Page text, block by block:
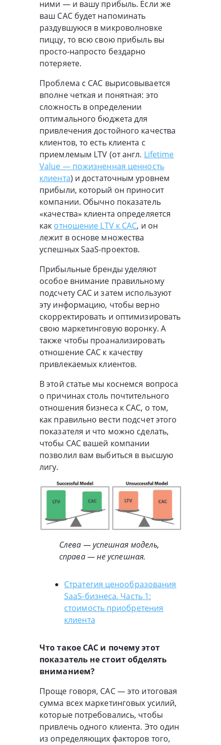
ними — и вашу прибыль. Если же
ваш CAC будет напоминать
раздувшуюся в микроволновке
пиццу, то всю свою прибыль вы
просто-напросто бездарно
потеряете.
Проблема с CAC вырисовывается
вполне четкая и понятная: это
сложность в определении
оптимального бюджета для
привлечения достойного качества
клиентов, то есть клиента с
приемлемым LTV (от англ. Lifetime
Value — пожизненная ценность
клиента) и достаточным уровнем
прибыли, который он приносит
компании. Обычно показатель
«качества» клиента определяется
как отношение LTV к CAC, и он
лежит в основе множества
успешных SaaS-проектов.
Прибыльные бренды уделяют
особое внимание правильному
подсчету CAC и затем используют
эту информацию, чтобы верно
скорректировать и оптимизировать
свою маркетинговую воронку. А
также чтобы проанализировать
отношение CAC к качеству
привлекаемых клиентов.
В этой статье мы коснемся вопроса
о причинах столь почтительного
отношения бизнеса к CAC, о том,
как правильно вести подсчет этого
показателя и что можно сделать,
чтобы CAC вашей компании
позволил вам выбиться в высшую
лигу.
Слева — успешная модель,
справа — не успешная.
Стратегия ценообразования
SaaS-бизнеса. Часть 1:
стоимость приобретения
клиента
Что такое CAC и почему этот
показатель не стоит обделять
вниманием?
Проще говоря, CAC — это итоговая
сумма всех маркетинговых усилий,
которые потребовались, чтобы
привлечь одного клиента. Это один
из определяющих факторов того,